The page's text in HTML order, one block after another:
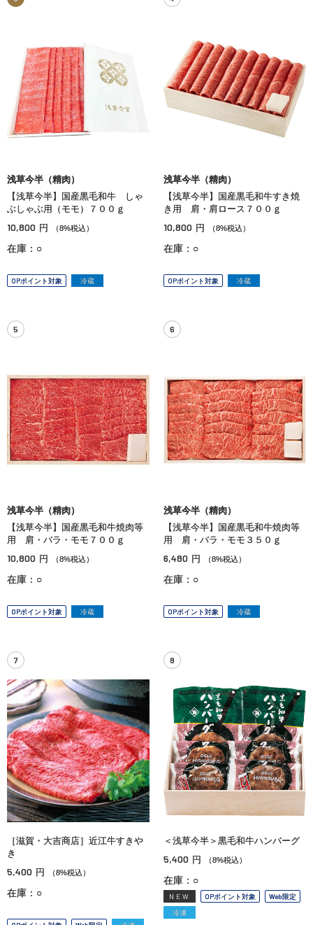
浅草今半（精肉）
【浅草今半】国産黒毛和牛 しゃ
ぶしゃぶ用（モモ）７００ｇ
10,800 円 （8%税込）
在庫：○
OPポイント対象 冷蔵
浅草今半（精肉）
【浅草今半】国産黒毛和牛すき焼
き用 肩・肩ロース７００ｇ
10,800 円 （8%税込）
在庫：○
OPポイント対象 冷蔵
5
浅草今半（精肉）
【浅草今半】国産黒毛和牛焼肉等
用 肩・バラ・モモ７００ｇ
10,800 円 （8%税込）
在庫：○
OPポイント対象 冷蔵
6
浅草今半（精肉）
【浅草今半】国産黒毛和牛焼肉等
用 肩・バラ・モモ３５０ｇ
6,480 円 （8%税込）
在庫：○
OPポイント対象 冷蔵
7
［滋賀・大吉商店］近江牛すきや
き
5,400 円 （8%税込）
在庫：○
8
＜浅草今半＞黒毛和牛ハンバーグ
5,400 円 （8%税込）
在庫：○
NEW OPポイント対象
Web限定
冷凍